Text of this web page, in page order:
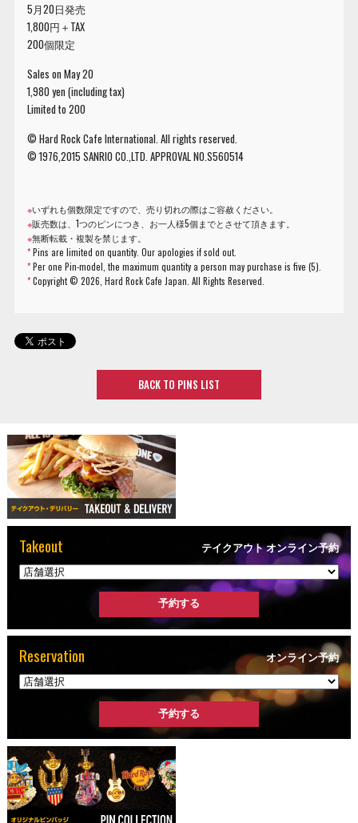
5月20日発売
1,800円＋TAX
200個限定
Sales on May 20
1,980 yen (including tax)
Limited to 200
© Hard Rock Cafe International. All rights reserved.
© 1976,2015 SANRIO CO.,LTD. APPROVAL NO.S560514
※いずれも個数限定ですので、売り切れの際はご容赦ください。
※販売数は、1つのピンにつき、お一人様5個までとさせて頂きます。
※無断転載・複製を禁じます。
*Pins are limited on quantity. Our apologies if sold out.
*Per one Pin-model, the maximum quantity a person may purchase is five (5).
*Copyright ©2026, Hard Rock Cafe Japan. All Rights Reserved.
BACK TO PINS LIST
Takeout テイクアウト オンライン予約
Reservation オンライン予約